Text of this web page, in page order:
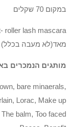
במקום 70 שקלים
מאד(לא מעבה בכלל) 69 ש"ח במקום 85 ש"ח
מותגים הנמכרים
bare minaerals,
Lorac, Make up
balm, Too faced